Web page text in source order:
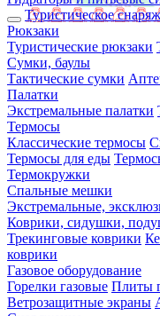
Туристическое
Рюкзаки
Туристические рюкзаки
Сумки, баулы
Тактические сумки
Палатки
Экстремальные палатки
Термосы
Классические термосы
Термосы для еды
Термокружки
Спальные мешки
Экстремальные,
Коврики, сидушки,
Трекинговые коврики
коврики
Газовое оборудование
Горелки газовые Плиты
Ветрозащитные экраны